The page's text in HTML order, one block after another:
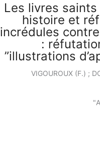
“Les livres
histoire et
incrédules
:
illustrations
"VIGOUROUX (F.) ;